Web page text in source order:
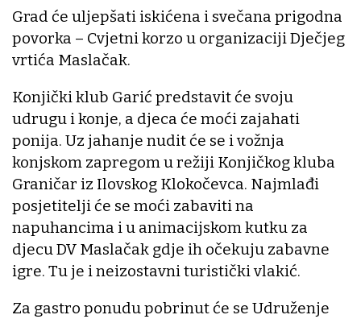
Grad će uljepšati iskićena i svečana prigodna
povorka – Cvjetni korzo u organizaciji Dječjeg
vrtića Maslačak.
Konjički klub Garić predstavit će svoju
udrugu i konje, a djeca će moći zajahati
ponija. Uz jahanje nudit će se i vožnja
konjskom zapregom u režiji Konjičkog kluba
Graničar iz Ilovskog Klokočevca. Najmlađi
posjetitelji će se moći zabaviti na
napuhancima i u animacijskom kutku za
djecu DV Maslačak gdje ih očekuju zabavne
igre. Tu je i neizostavni turistički vlakić.
Za gastro ponudu pobrinut će se Udruženje